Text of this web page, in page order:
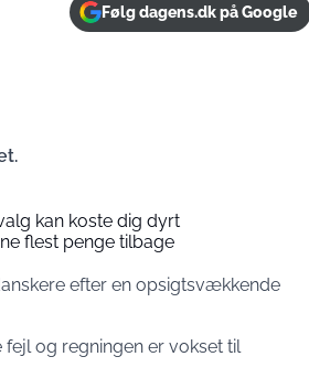
Følg dagens.dk på Google
kan koste dig dyrt
flest penge tilbage
efter en opsigtsvækkende
og regningen er vokset til